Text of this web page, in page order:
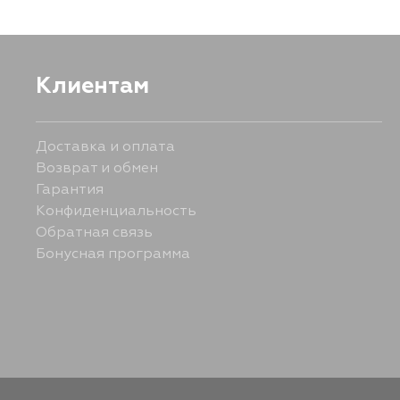
Клиентам
Доставка и оплата
Возврат и обмен
Гарантия
Конфиденциальность
Обратная связь
Бонусная программа